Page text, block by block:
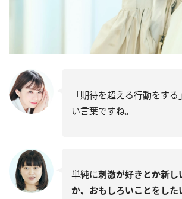
「期待を超える行動をす
い言葉ですね。
単純に刺激が好きとか新し
か、おもしろいことをした